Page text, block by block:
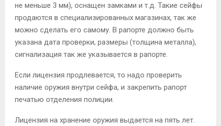
не меньше 3 мм), оснащен замками и т.д. Такие сейфы
продаются в специализированных магазинах, так же
можно сделать его самому. В рапорте должно быть
указана дата проверки, размеры (толщина металла),
сигнализация так же указывается в рапорте.
Если лицензия продлевается, то надо проверить
наличие оружия внутри сейфа, и закрепить рапорт
печатью отделения полиции.
Лицензия на хранение оружия выдается на пять лет.